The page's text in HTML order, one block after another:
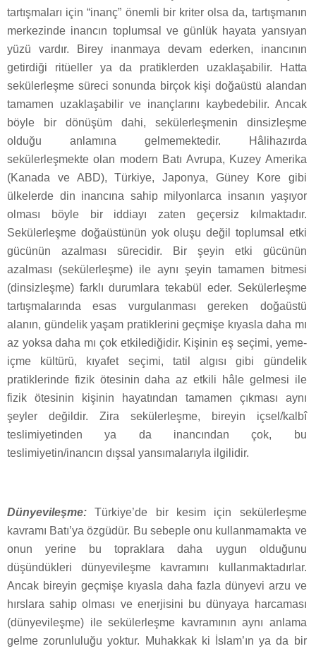
tartışmaları için “inanç” önemli bir kriter olsa da, tartışmanın
merkezinde inancın toplumsal ve günlük hayata yansıyan
yüzü vardır. Birey inanmaya devam ederken, inancının
getirdiği ritüeller ya da pratiklerden uzaklaşabilir. Hatta
sekülerleşme süreci sonunda birçok kişi doğaüstü alandan
tamamen uzaklaşabilir ve inançlarını kaybedebilir. Ancak
böyle bir dönüşüm dahi, sekülerleşmenin dinsizleşme
olduğu anlamına gelmemektedir. Hâlihazırda
sekülerleşmekte olan modern Batı Avrupa, Kuzey Amerika
(Kanada ve ABD), Türkiye, Japonya, Güney Kore gibi
ülkelerde din inancına sahip milyonlarca insanın yaşıyor
olması böyle bir iddiayı zaten geçersiz kılmaktadır.
Sekülerleşme doğaüstünün yok oluşu değil toplumsal etki
gücünün azalması sürecidir. Bir şeyin etki gücünün
azalması (sekülerleşme) ile aynı şeyin tamamen bitmesi
(dinsizleşme) farklı durumlara tekabül eder. Sekülerleşme
tartışmalarında esas vurgulanması gereken doğaüstü
alanın, gündelik yaşam pratiklerini geçmişe kıyasla daha mı
az yoksa daha mı çok etkilediğidir. Kişinin eş seçimi, yeme-
içme kültürü, kıyafet seçimi, tatil algısı gibi gündelik
pratiklerinde fizik ötesinin daha az etkili hâle gelmesi ile
fizik ötesinin kişinin hayatından tamamen çıkması aynı
şeyler değildir. Zira sekülerleşme, bireyin içsel/kalbî
teslimiyetinden ya da inancından çok, bu
teslimiyetin/inancın dışsal yansımalarıyla ilgilidir.
Dünyevileşme: Türkiye’de bir kesim için sekülerleşme
kavramı Batı’ya özgüdür. Bu sebeple onu kullanmamakta ve
onun yerine bu topraklara daha uygun olduğunu
düşündükleri dünyevileşme kavramını kullanmaktadırlar.
Ancak bireyin geçmişe kıyasla daha fazla dünyevi arzu ve
hırslara sahip olması ve enerjisini bu dünyaya harcaması
(dünyevileşme) ile sekülerleşme kavramının aynı anlama
gelme zorunluluğu yoktur. Muhakkak ki İslam’ın ya da bir